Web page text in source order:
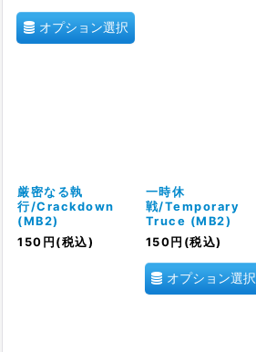
オプション選択
厳密なる執
行/Crackdown
(MB2)
150 円 (税込)
一時休
戦/Temporary
Truce (MB2)
150 円 (税込)
オプション選択